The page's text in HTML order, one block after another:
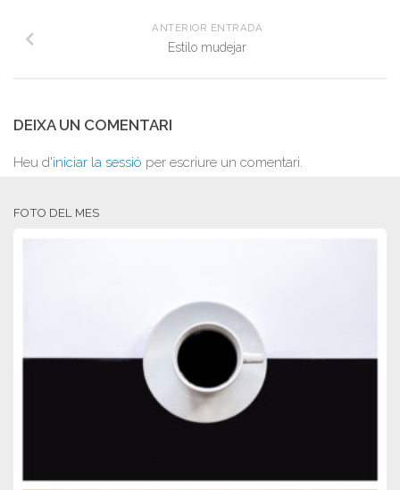
ANTERIOR ENTRADA
Estilo mudejar
DEIXA UN COMENTARI
Heu d'iniciar la sessió per escriure un comentari.
FOTO DEL MES